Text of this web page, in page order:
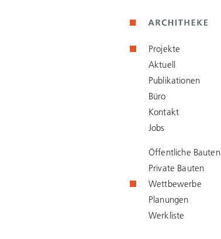
Projekte
Aktuell
Publikationen
Büro
Kontakt
Jobs
Öffentliche Bauten
Private Bauten
Wettbewerbe
Planungen
Werkliste